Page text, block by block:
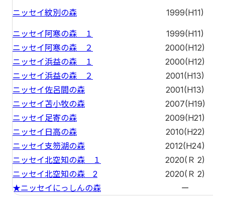
ニッセイ紋別の森 1999(H11)
ニッセイ阿寒の森 １
1999(H11)
ニッセイ阿寒の森 ２
2000(H12)
ニッセイ浜益の森 １
2000(H12)
ニッセイ浜益の森 ２
2001(H13)
ニッセイ佐呂間の森
2001(H13)
ニッセイ苫小牧の森
2007(H19)
ニッセイ足寄の森
2009(H21)
ニッセイ日高の森
2010(H22)
ニッセイ支笏湖の森
2012(H24)
ニッセイ北空知の森 １
2020(Ｒ 2)
ニッセイ北空知の森 2
2020(Ｒ 2)
★ニッセイにっしんの森
ー